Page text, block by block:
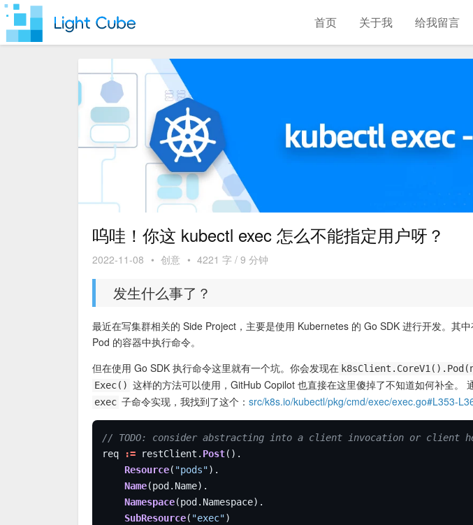
首页 关于我 给我留言
呜哇！你这 kubectl exec 怎么不能指定用户呀？
2022-11-08 • 创意 • 4221 字 / 9 分钟
发生什么事了？
最近在写集群相关的 Side Project，主要是使用 Kubernetes 的 Go SDK 进行开发。其
Pod 的容器中执行命令。
但在使用 Go SDK 执行命令这里就有一个坑。你会发现在
Exec() 这样的方法可以使用，GitHub Copilot 也直接在这里傻掉了不知道如何补全。
exec 子命令实现，我找到了这个： src/k8s.io/kubectl/pkg/cmd/exec/exec.go#L353-
// TODO: consider abstracting into a client invocation or client
req
:= restClient. Post
Resource( "pods"
Name
Namespace
SubResource( "exec"